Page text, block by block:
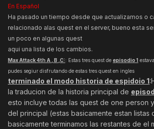
En Español
Ha pasado un tiempo desde que actualizamos o
relacionado alas quest en el server, bueno esta
un poco en algunas quest
aqui una lista de los cambios.
Max Attack 4th A , B ,C:: Estas tres quest de episodio 1
pudes segiur disfrutando de estas tres quest en ingles
terminado el modo historia de espidoio 1
la traducion de la historia principal de
esto incluye todas las quest de one person
del principal (estas basicamente estan listas
basicamente terminamos las restantes de el